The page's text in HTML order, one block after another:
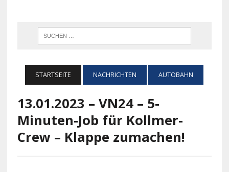
STARTSEITE NACHRICHTEN AUTOBAHN
13.01.2023 – VN24 – 5-
Minuten-Job für Kollmer-
Crew – Klappe zumachen!